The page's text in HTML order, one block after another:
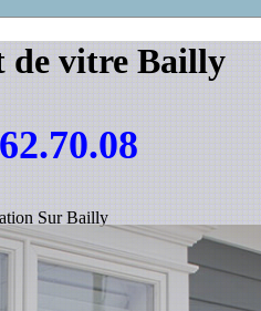
de vitre Bailly
Sur Bailly